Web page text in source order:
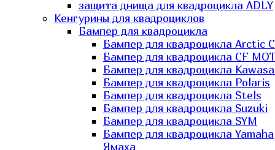
защита днища для квадроцикла ADLY
Кенгурины для квадроциклов
Бампер для квадроцикла
Бампер для квадроцикла Arctic
Бампер для квадроцикла CF
Бампер для квадроцикла
Бампер для квадроцикла Polaris
Бампер для квадроцикла Stels
Бампер для квадроцикла Suzuki
Бампер для квадроцикла SYM
Бампер для квадроцикла Yamaha
Ямаха